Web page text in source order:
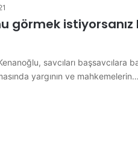
görmek
savcıları
yargının ve mahkemelerin…